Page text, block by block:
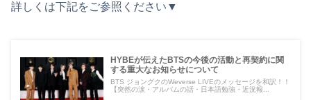
詳しくは下記をご参照ください▼
HYBEが伝えたBTSの今後の活動と再契約に関
する重大なお知らせについて
BTS ジョングクのWeverse LIVEのメッセージを和訳！！
【突然の涙・アルバムの話・日本語勉強・近況報...